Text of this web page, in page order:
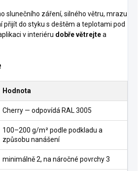
slunečního záření, silného větru, mrazu
přijít do styku s deštěm a teplotami pod
v interiéru dobře větrejtea
Hodnota
Cherry — odpovídá RAL 3005
100–200 g/m² podle podkladu a
způsobu nanášení
minimálně 2, na náročné povrchy 3